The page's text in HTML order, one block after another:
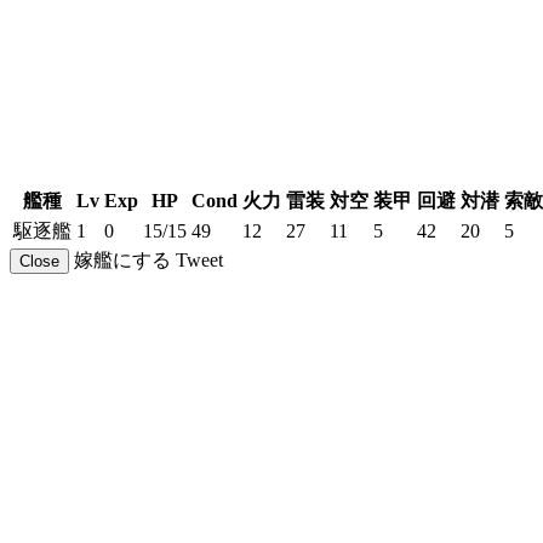
艦種 Lv Exp HP Cond 火力 雷装 対空 装甲 回避 対潜 索敵
駆逐艦 1 0 15/15 49 12 27 11 5 42 20 5
Close 嫁艦にする Tweet